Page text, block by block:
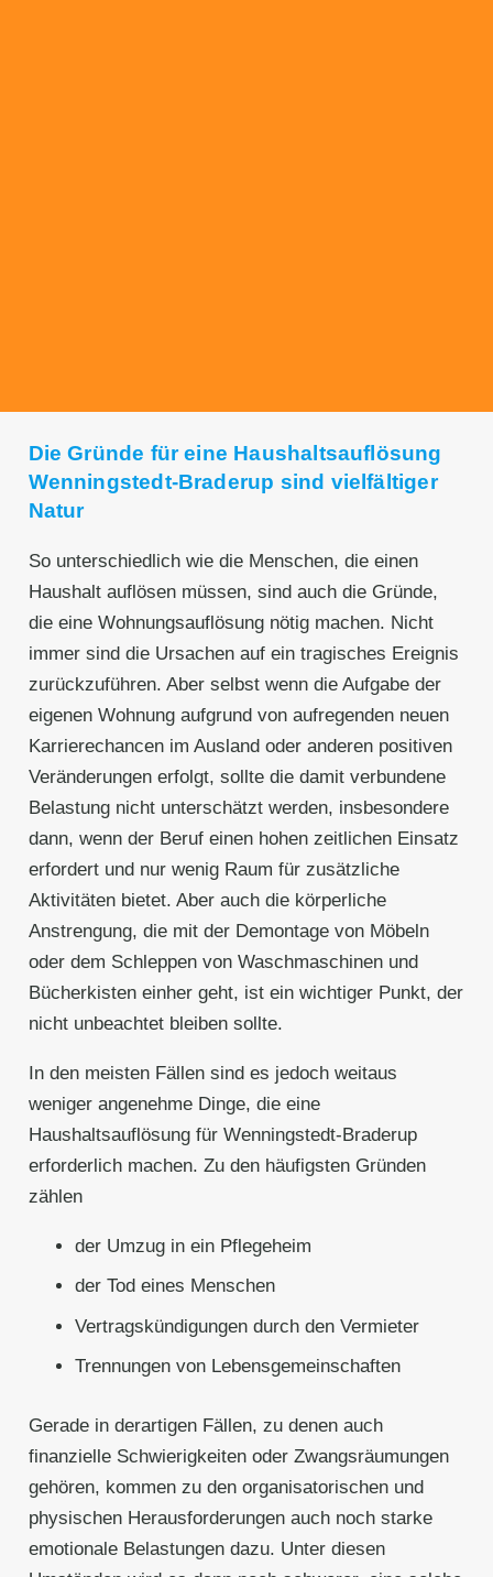
Die Gründe für eine Haushaltsauflösung
Wenningstedt-Braderup sind vielfältiger
Natur
So unterschiedlich wie die Menschen, die einen
Haushalt auflösen müssen, sind auch die Gründe,
die eine Wohnungsauflösung nötig machen. Nicht
immer sind die Ursachen auf ein tragisches Ereignis
zurückzuführen. Aber selbst wenn die Aufgabe der
eigenen Wohnung aufgrund von aufregenden neuen
Karrierechancen im Ausland oder anderen positiven
Veränderungen erfolgt, sollte die damit verbundene
Belastung nicht unterschätzt werden, insbesondere
dann, wenn der Beruf einen hohen zeitlichen Einsatz
erfordert und nur wenig Raum für zusätzliche
Aktivitäten bietet. Aber auch die körperliche
Anstrengung, die mit der Demontage von Möbeln
oder dem Schleppen von Waschmaschinen und
Bücherkisten einher geht, ist ein wichtiger Punkt, der
nicht unbeachtet bleiben sollte.
In den meisten Fällen sind es jedoch weitaus
weniger angenehme Dinge, die eine
Haushaltsauflösung für Wenningstedt-Braderup
erforderlich machen. Zu den häufigsten Gründen
zählen
der Umzug in ein Pflegeheim
der Tod eines Menschen
Vertragskündigungen durch den Vermieter
Trennungen von Lebensgemeinschaften
Gerade in derartigen Fällen, zu denen auch
finanzielle Schwierigkeiten oder Zwangsräumungen
gehören, kommen zu den organisatorischen und
physischen Herausforderungen auch noch starke
emotionale Belastungen dazu. Unter diesen